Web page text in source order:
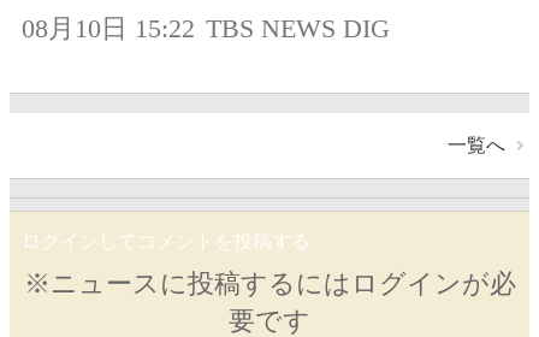
08月10日 15:22 TBS NEWS DIG
一覧へ
ログインしてコメントを投稿する
※ニュースに投稿するにはログインが必
要です